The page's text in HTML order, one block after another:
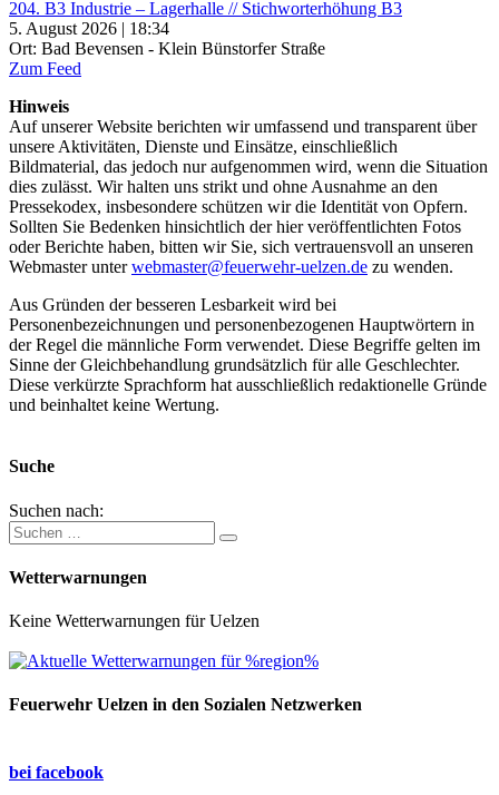
204. B3 Industrie – Lagerhalle // Stichworterhöhung B3
5. August 2026 | 18:34
Ort: Bad Bevensen - Klein Bünstorfer Straße
Zum Feed
Hinweis
Auf unserer Website berichten wir umfassend und transparent über
unsere Aktivitäten, Dienste und Einsätze, einschließlich
Bildmaterial, das jedoch nur aufgenommen wird, wenn die Situation
dies zulässt. Wir halten uns strikt und ohne Ausnahme an den
Pressekodex, insbesondere schützen wir die Identität von Opfern.
Sollten Sie Bedenken hinsichtlich der hier veröffentlichten Fotos
oder Berichte haben, bitten wir Sie, sich vertrauensvoll an unseren
Webmaster unterwebmaster@feuerwehr-uelzen.de zu wenden.
Aus Gründen der besseren Lesbarkeit wird bei
Personenbezeichnungen und personenbezogenen Hauptwörtern in
der Regel die männliche Form verwendet. Diese Begriffe gelten im
Sinne der Gleichbehandlung grundsätzlich für alle Geschlechter.
Diese verkürzte Sprachform hat ausschließlich redaktionelle Gründe
und beinhaltet keine Wertung.
Suche
Suchen nach:
Wetterwarnungen
Keine Wetterwarnungen für Uelzen
Feuerwehr Uelzen in den Sozialen Netzwerken
bei facebook